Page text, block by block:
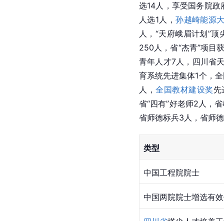
选14人，享受国务院政
人选1人，孙越崎能源
人，“天府峨眉计划”
250人，省“杰青”项目
青年人才7人，四川省
育系统先进集体1个，
人，全国教材建设奖先
省“四有”好老师2人，
省师德标兵3人，省师
类型
中国工程院院士
中国两院院士增选有